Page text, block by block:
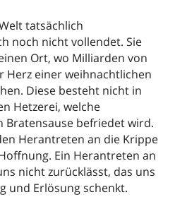
tatsächlich
noch nicht vollendet. Sie
Ort, wo Milliarden von
Herz einer weihnachtlichen
Diese besteht nicht in
Hetzerei, welche
Bratensause befriedet wird.
Herantreten an die Krippe
Ein Herantreten an
nicht zurücklässt, das uns
und Erlösung schenkt.